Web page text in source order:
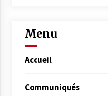
Menu
Accueil
Communiqués